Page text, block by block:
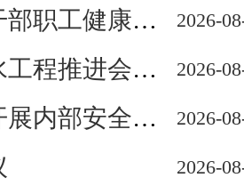
2026-
知识专题讲座
2026-
上作交流发言
2026-
部安全检查
2026-